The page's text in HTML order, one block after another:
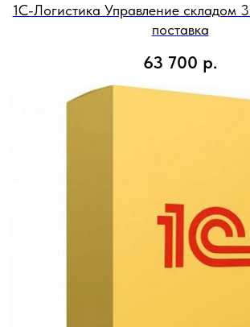
1С-Логистика Управление складом
поставка
63 700 р.